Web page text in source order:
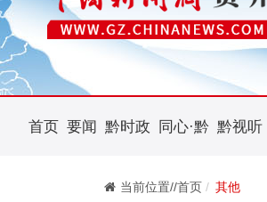
首页 要闻 黔时政 同心·黔 黔视听
当前位置//首页 其他